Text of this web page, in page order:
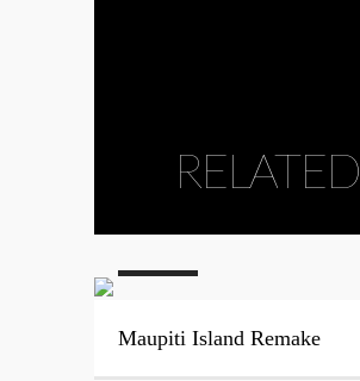
RELATED
Maupiti Island Remake